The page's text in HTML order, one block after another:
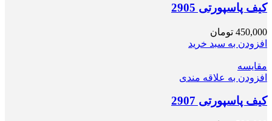
کیف پاسپورتی 2905
450,000 تومان
افزودن به سبد خرید
مقایسه
افزودن به علاقه مندی
کیف پاسپورتی 2907